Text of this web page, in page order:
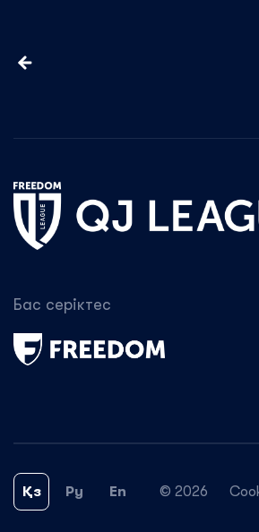
Бас серіктес
Қз Ру En © 2026